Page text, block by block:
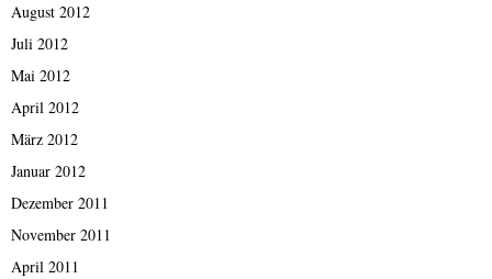
August 2012
Juli 2012
Mai 2012
April 2012
März 2012
Januar 2012
Dezember 2011
November 2011
April 2011